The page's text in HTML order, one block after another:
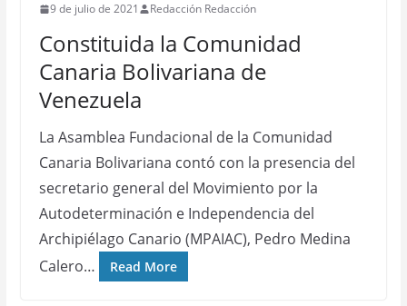
9 de julio de 2021 Redacción Redacción
Constituida la Comunidad
Canaria Bolivariana de
Venezuela
La Asamblea Fundacional de la Comunidad
Canaria Bolivariana contó con la presencia del
secretario general del Movimiento por la
Autodeterminación e Independencia del
Archipiélago Canario (MPAIAC), Pedro Medina
Calero…
Read More